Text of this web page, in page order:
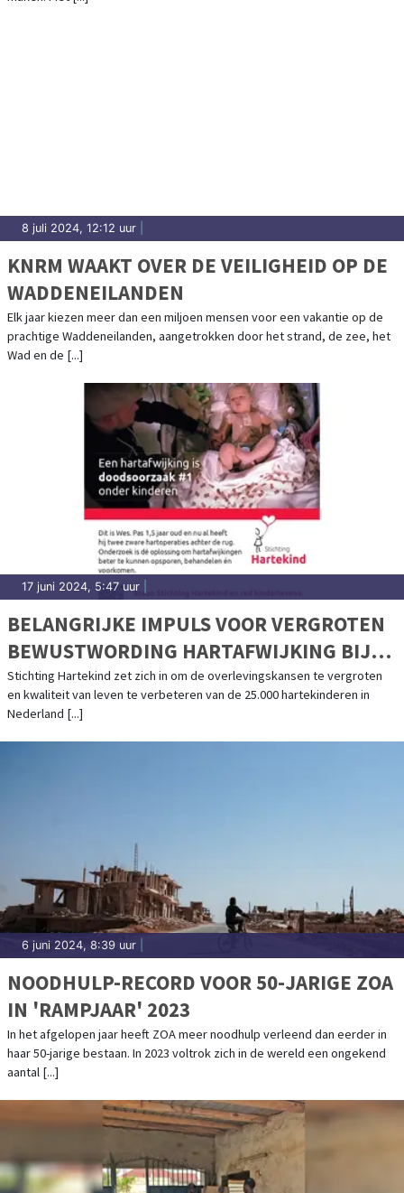
8 juli 2024, 12:12 uur
KNRM WAAKT OVER DE VEILIGHEID OP DE
WADDENEILANDEN
Elk jaar kiezen meer dan een miljoen mensen voor een vakantie op de
prachtige Waddeneilanden, aangetrokken door het strand, de zee, het
Wad en de [...]
17 juni 2024, 5:47 uur
BELANGRIJKE IMPULS VOOR VERGROTEN
BEWUSTWORDING HARTAFWIJKING BIJ
KINDEREN
Stichting Hartekind zet zich in om de overlevingskansen te vergroten
en kwaliteit van leven te verbeteren van de 25.000 hartekinderen in
Nederland [...]
6 juni 2024, 8:39 uur
NOODHULP-RECORD VOOR 50-JARIGE ZOA
IN 'RAMPJAAR' 2023
In het afgelopen jaar heeft ZOA meer noodhulp verleend dan eerder in
haar 50-jarige bestaan. In 2023 voltrok zich in de wereld een ongekend
aantal [...]